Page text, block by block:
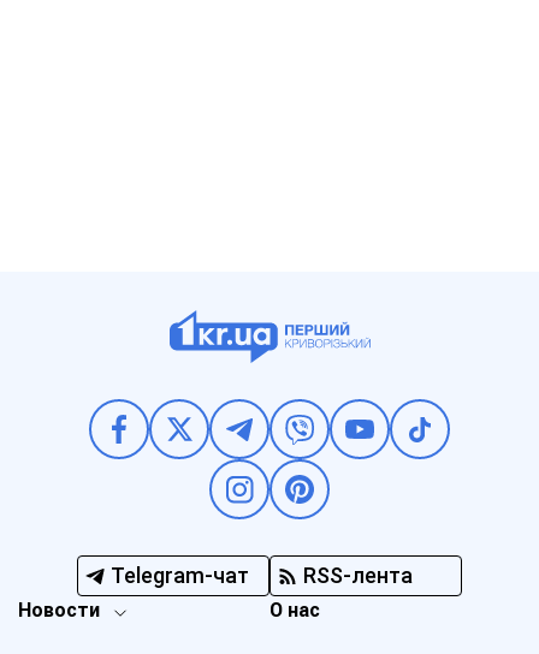
Telegram-чат RSS-лента
Новости О нас